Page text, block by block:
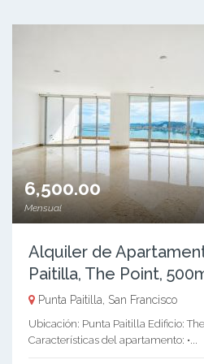
6,500.00
Mensual
Alquiler de
Paitilla, The Point,
Punta Paitilla, San Francisco
Ubicación: Punta Paitilla Edificio:
Características del apartamento: •...